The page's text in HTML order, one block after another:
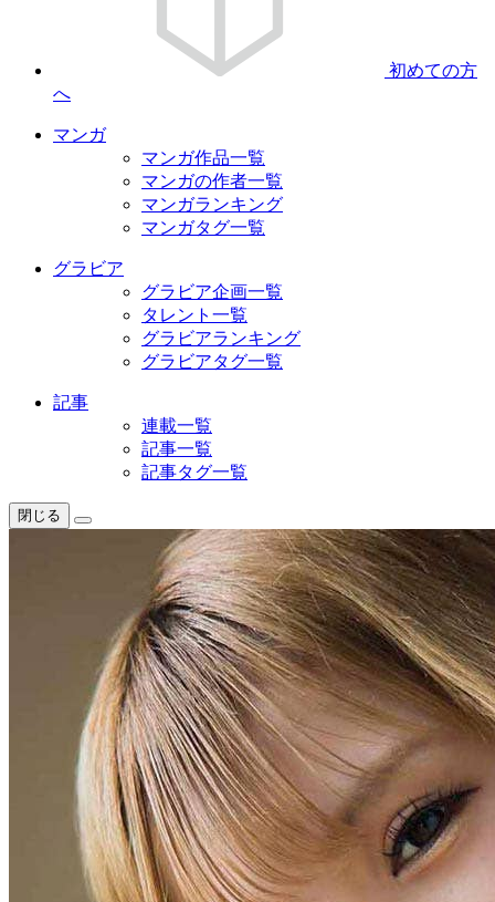
初めての方
へ
マンガ
マンガ作品一覧
マンガの作者一覧
マンガランキング
マンガタグ一覧
グラビア
グラビア企画一覧
タレント一覧
グラビアランキング
グラビアタグ一覧
記事
連載一覧
記事一覧
記事タグ一覧
閉じる